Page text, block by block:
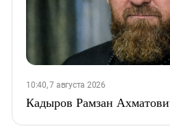
10:40, 7 августа 2026
Кадыров Рамзан